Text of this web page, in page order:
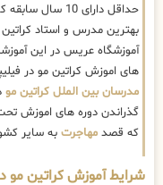
حداقل دارای 10
بهترین مدرس و استاد کراتین
آموزشگاه عریس در این
های اموزش کراتین مو در
مدرسان بین الملل کراتین مو
گذراندن دوره های اموزش
که قصد مهاجرت به سایر
شرایط آموزش کراتین مو